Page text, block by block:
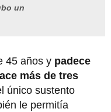
un
45 años y padece
más de tres
único sustento
le permitía